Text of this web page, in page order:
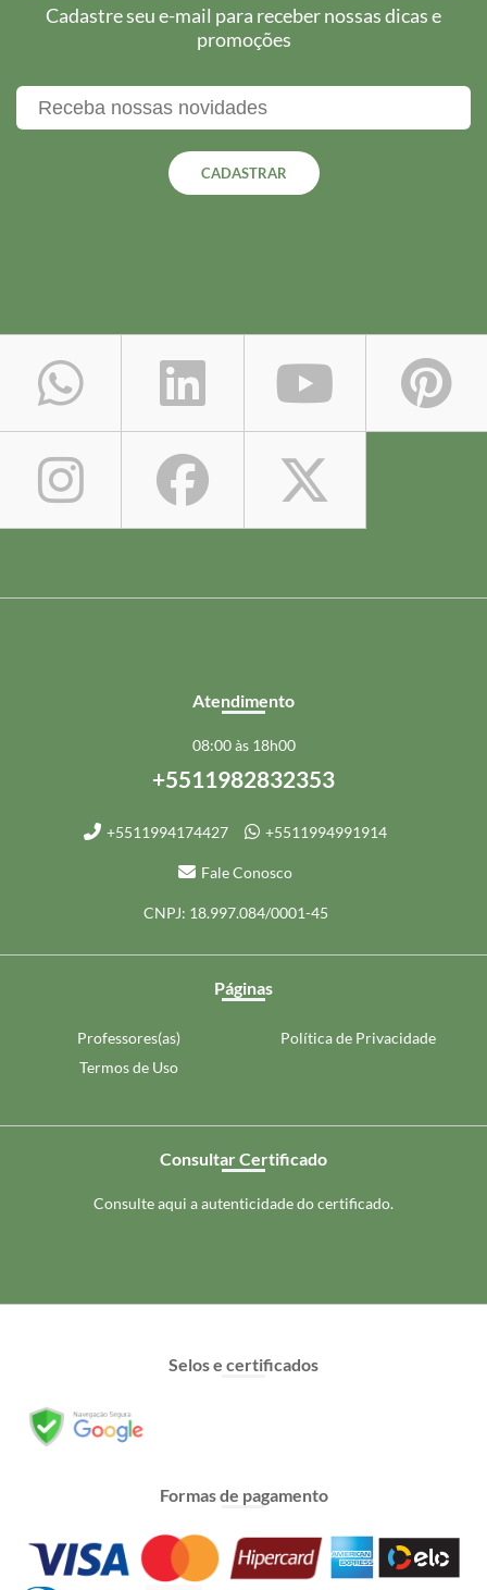
Cadastre seu e-mail para receber nossas dicas e
promoções
CADASTRAR
Atendimento
08:00 às 18h00
+5511982832353
+5511994174427 +5511994991914
Fale Conosco
CNPJ: 18.997.084/0001-45
Páginas
Professores(as)
Termos de Uso
Política de Privacidade
Consultar Certificado
Consulte aqui a autenticidade do certificado.
Selos e certificados
Formas de pagamento